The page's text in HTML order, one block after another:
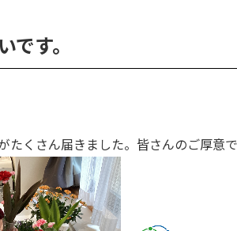
です。
たくさん届きました。皆さんのご厚意